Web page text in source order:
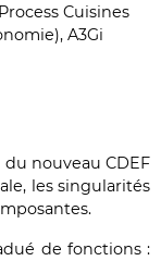
Cuisines
A3Gi
nouveau CDEF
les singularités
de fonctions :